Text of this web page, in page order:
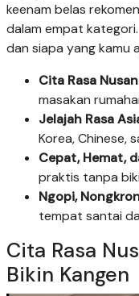
keenam belas
dalam empat
dan siapa yang kamu
Cita Rasa
masakan
Jelajah Rasa
Korea, Chinese,
Cepat, Hemat,
praktis tanpa
Ngopi,
tempat santai
Cita Rasa
Bikin Kangen